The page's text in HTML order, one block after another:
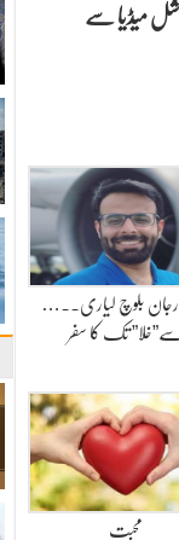
…..ڈاکٹر یارجان بلوچ لیاری
تک کا سفر
محبت